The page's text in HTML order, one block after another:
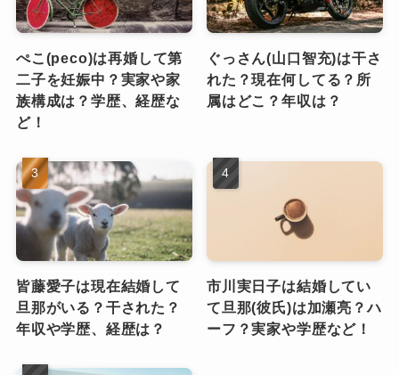
ぺこ(peco)は再婚して第
二子を妊娠中？実家や家
族構成は？学歴、経歴な
ど！
ぐっさん(山口智充)は干さ
れた？現在何してる？所
属はどこ？年収は？
皆藤愛子は現在結婚して
旦那がいる？干された？
年収や学歴、経歴は？
市川実日子は結婚してい
て旦那(彼氏)は加瀬亮？ハ
ーフ？実家や学歴など！